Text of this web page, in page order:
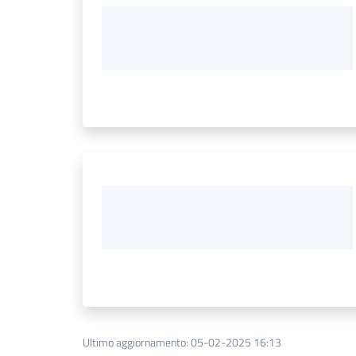
Ultimo aggiornamento:05-02-2025 16:13